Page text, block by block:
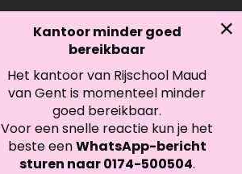
Kantoor minder goed
bereikbaar
Het kantoor van Rijschool Maud
van Gent is momenteel minder
goed bereikbaar.
Voor een snelle reactie kun je het
beste eenWhatsApp-bericht
sturen naar 0174-500504.